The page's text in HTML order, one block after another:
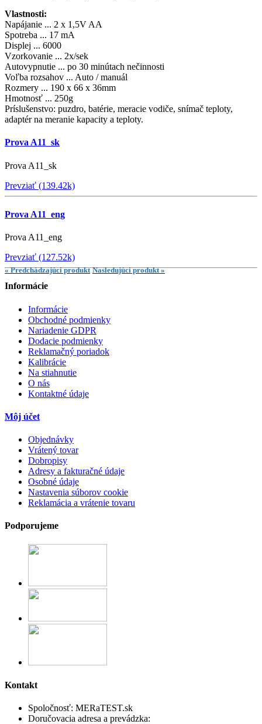
Vlastnosti:
Napájanie ... 2 x 1,5V AA
Spotreba ... 17 mA
Displej ... 6000
Vzorkovanie ... 2x/sek
Autovypnutie ... po 30 minútach nečinnosti
Voľba rozsahov ... Auto / manuál
Rozmery ... 190 x 66 x 36mm
Hmotnosť ... 250g
Príslušenstvo: puzdro, batérie, meracie vodiče, snímač teploty,
adaptér na meranie kapacity a teploty.
Prova A11_sk
Prova A11_sk
Prevziať (139.42k)
Prova A11_eng
Prova A11_eng
Prevziať (127.52k)
« Predchádzajúci produkt Nasledujúci produkt »
Informácie
Informácie
Obchodné podmienky
Nariadenie GDPR
Dodacie podmienky
Reklamačný poriadok
Kalibrácie
Na stiahnutie
O nás
Kontaktné údaje
Môj účet
Objednávky
Vrátený tovar
Dobropisy
Adresy a fakturačné údaje
Osobné údaje
Nastavenia súborov cookie
Reklamácia a vrátenie tovaru
Podporujeme
Kontakt
Spoločnosť: MERaTEST.sk
Doručovacia adresa a prevádzka: